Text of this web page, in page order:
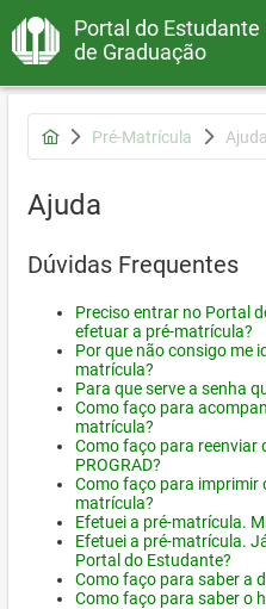
Portal do Estudante
de Graduação
Pré-Matrícula Ajuda
Ajuda
Dúvidas Frequentes
Preciso entrar no Portal
efetuar a pré-matrícula?
Por que não consigo me
matrícula?
Para que serve a senha
Como faço para
matrícula?
Como faço para reenviar
PROGRAD?
Como faço para imprimir
matrícula?
Efetuei a pré-matrícula.
Efetuei a pré-matrícula.
Portal do Estudante?
Como faço para saber a
Como faço para saber o